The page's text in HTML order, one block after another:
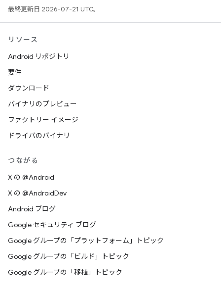
最終更新日 2026-07-21 UTC。
リソース
Android リポジトリ
要件
ダウンロード
バイナリのプレビュー
ファクトリー イメージ
ドライバのバイナリ
つながる
X の @Android
X の @AndroidDev
Android ブログ
Google セキュリティ ブログ
Google グループの「プラットフォーム」トピック
Google グループの「ビルド」トピック
Google グループの「移植」トピック